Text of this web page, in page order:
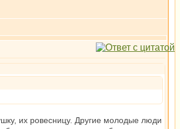
их ровесницу. Другие молодые люди